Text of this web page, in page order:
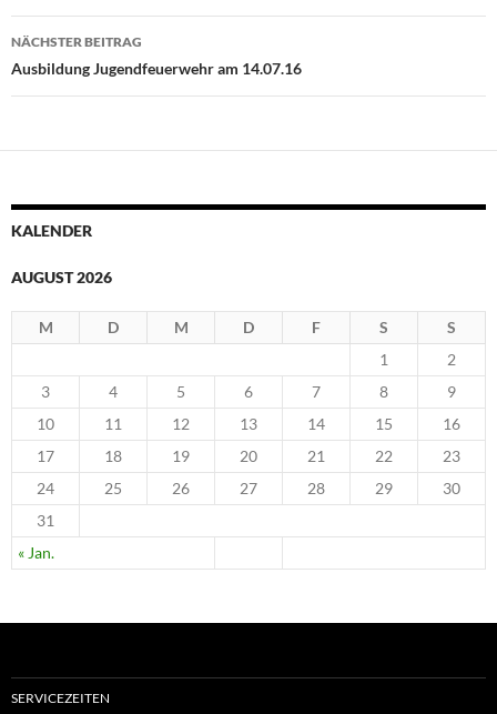
NÄCHSTER BEITRAG
Ausbildung Jugendfeuerwehr am 14.07.16
KALENDER
AUGUST 2026
M D M D F S S
« Jan.
1
2
3
4 5 6 7 8
9
10
11 12 13 14 15
16
17
18 19 20 21 22
23
24
25 26 27 28 29
30
31
SERVICEZEITEN